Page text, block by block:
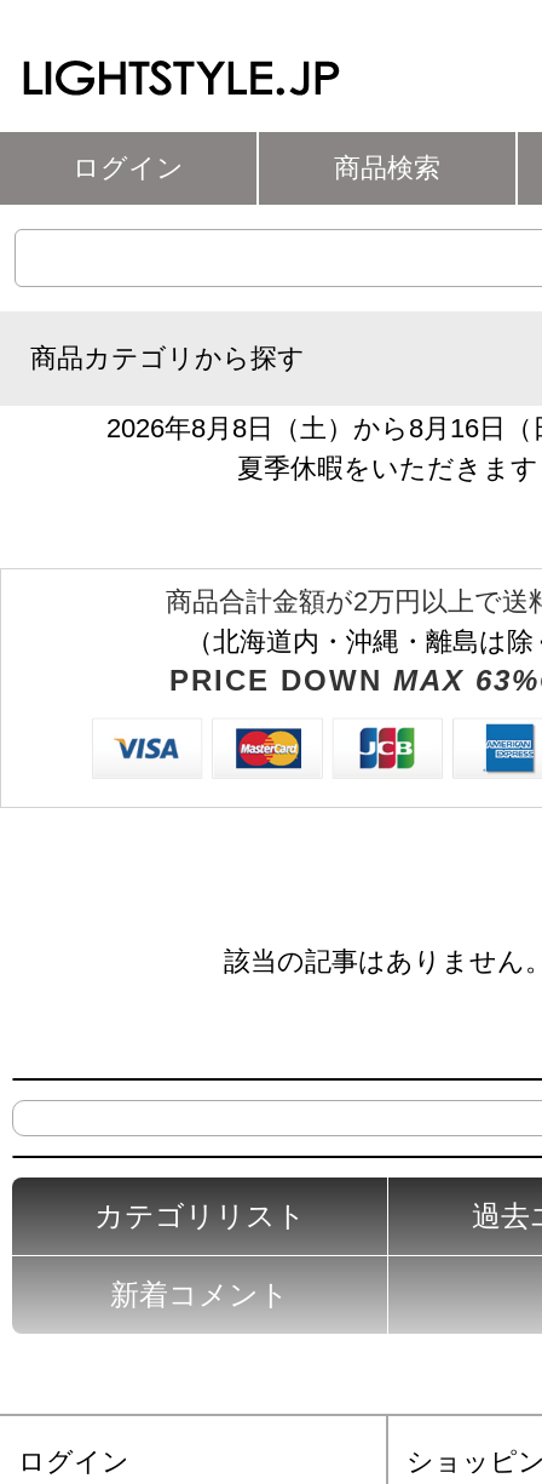
ログイン 商品検索
商品カテゴリから探す
2026年8月8日（土）から8月16日
夏季休暇をいただきます
商品合計金額が2万円以上で送
（北海道内・沖縄・離島は
PRICE DOWN MAX
該当の記事はありません
カテゴリリスト 過去
新着コメント
ログイン ショッピ